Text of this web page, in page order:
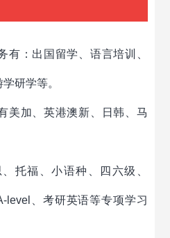
有：出国留学、语言培训、
研学等。
美加、英港澳新、日韩、马
托福、小语种、四六级、
level、考研英语等专项学习